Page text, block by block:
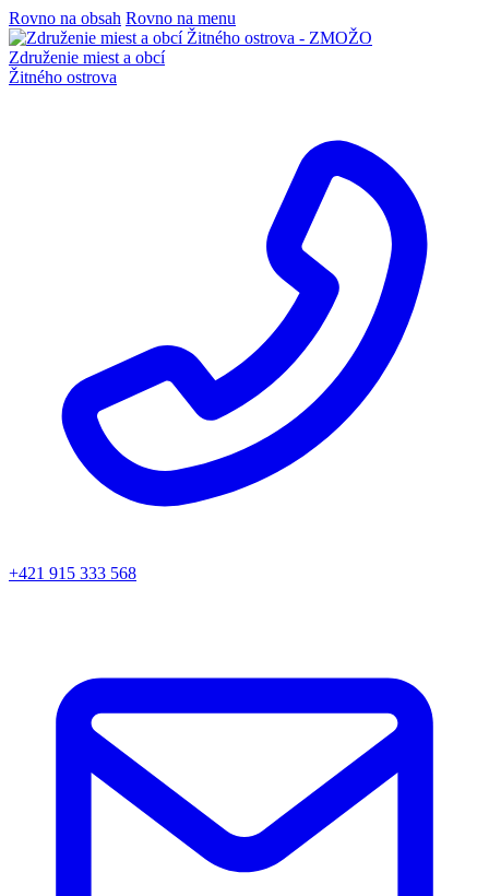
Rovno na obsah Rovno na menu
Združenie miest a obcí
Žitného ostrova
+421 915 333 568